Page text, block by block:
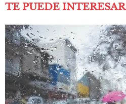
TE PUEDE INTERESAR